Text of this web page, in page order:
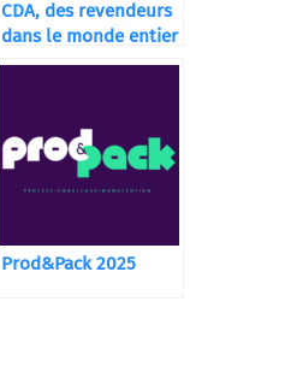
CDA, des revendeurs
dans le monde entier
Prod&Pack 2025